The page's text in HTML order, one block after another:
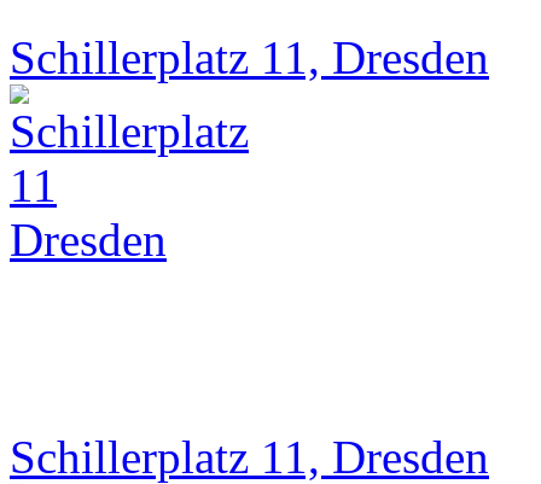
Schillerplatz 11, Dresden
Schillerplatz 11, Dresden